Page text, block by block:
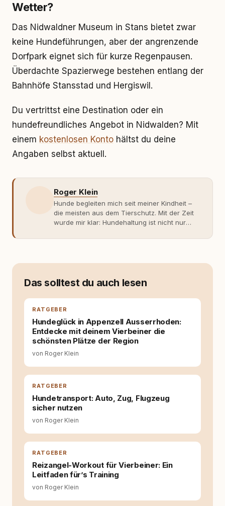
Wetter?
Das Nidwaldner Museum in Stans bietet zwar
keine Hundeführungen, aber der angrenzende
Dorfpark eignet sich für kurze Regenpausen.
Überdachte Spazierwege bestehen entlang der
Bahnhöfe Stansstad und Hergiswil.
Du vertrittst eine Destination oder ein
hundefreundliches Angebot in Nidwalden? Mit
einem kostenlosen Konto hältst du deine
Angaben selbst aktuell.
Roger Klein
Hunde begleiten mich seit meiner Kindheit –
die meisten aus dem Tierschutz. Mit der Zeit
wurde mir klar: Hundehaltung ist nicht nur
Fachwissen. Der Wendepunkt kam mit meinem
moderner Hundeerziehung
entsteht echte Bindung dort, wo Verständnis
Wissen ersetzt – nicht umgekehrt. Aus dieser
Entwicklung entstand rundum.dog – ein
Wissens- und Serviceportal für
Hundehalter:innen in Deutschland, Österreich
und der Schweiz. Meine Überzeugung:
Tierschutz beginnt mit Wissen. Wer seinen
Hund versteht, trifft bessere Entscheidungen –
für ein Zusammenleben, das beiden guttut.
Das solltest du auch lesen
RATGEBER
Hundeglück in Appenzell Ausserrhoden:
Entdecke mit deinem Vierbeiner die
schönsten Plätze der Region
von Roger Klein
RATGEBER
Hundetransport: Auto, Zug, Flugzeug
sicher nutzen
von Roger Klein
RATGEBER
Reizangel-Workout für Vierbeiner: Ein
Leitfaden für’s Training
von Roger Klein